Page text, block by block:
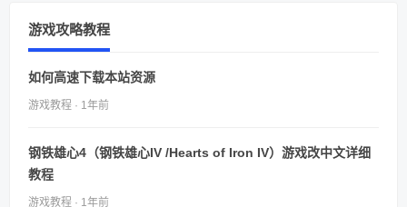
游戏攻略教程
如何高速下载本站资源
游戏教程 · 1年前
钢铁雄心4（钢铁雄心IV /Hearts of Iron IV）游戏改中文详细
教程
游戏教程 · 1年前